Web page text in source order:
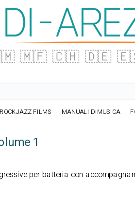
🇲🇫 🇨🇭 🇩🇪
FILMS MANUALI DIMUSICA
1
per batteria con